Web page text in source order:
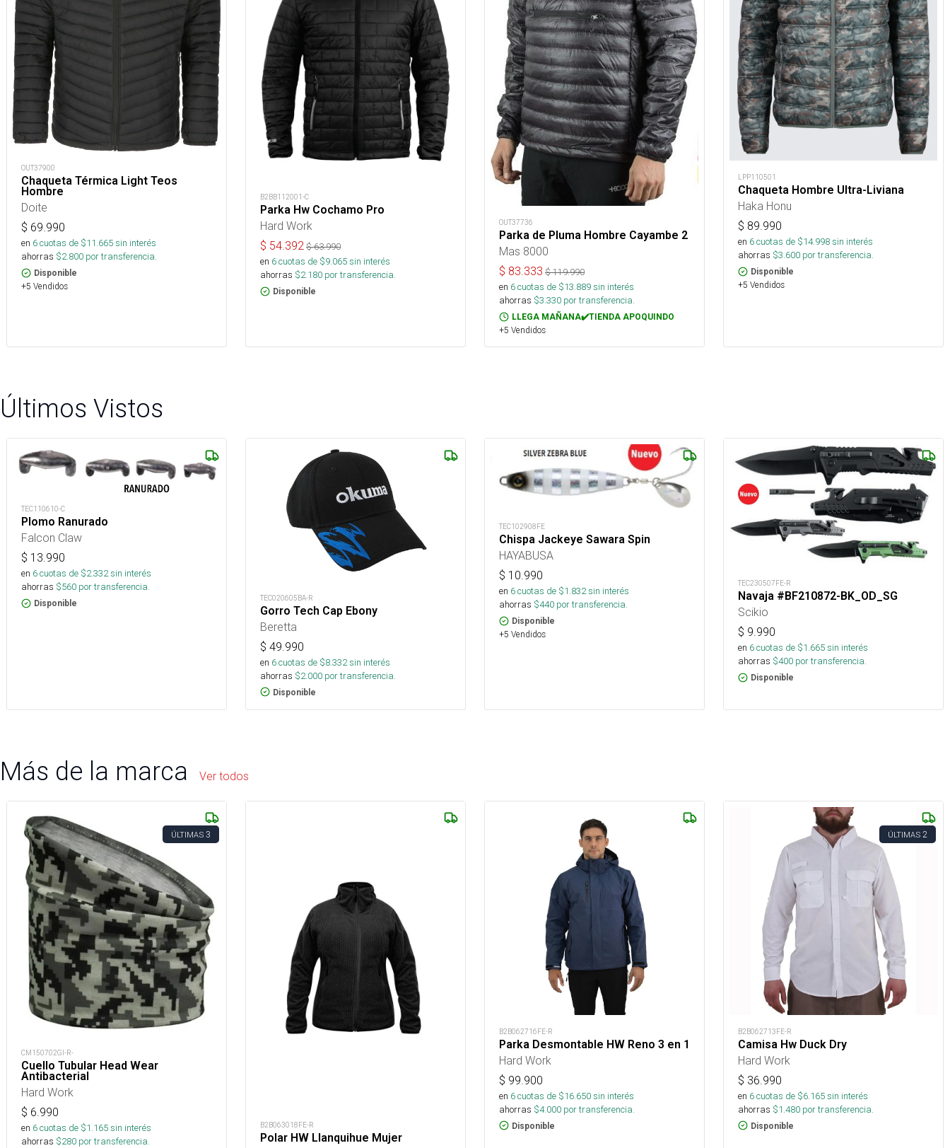
OUT37900
Chaqueta Térmica Light Teos
Hombre
Doite
$ 69.990
en 6cuotas de $11.665sin interés
ahorras $2.800 por transferencia.
Disponible
+5 Vendidos
B2BB112001-C
Parka Hw Cochamo Pro
Hard Work
$ 54.392 $63.990
en 6cuotas de $9.065sin interés
ahorras $2.180 por transferencia.
Disponible
OUT37736
Parka de Pluma Hombre Cayambe 2
Mas 8000
$ 83.333 $119.990
en 6cuotas de $13.889sin interés
ahorras $3.330 por transferencia.
LLEGA MAÑANA✔️TIENDA APOQUINDO
+5 Vendidos
LPP110501
Chaqueta Hombre Ultra-Liviana
Haka Honu
$ 89.990
en 6cuotas de $14.998sin interés
ahorras $3.600 por transferencia.
Disponible
+5 Vendidos
Últimos Vistos
TEC110610-C
Plomo Ranurado
Falcon Claw
$ 13.990
en 6cuotas de $2.332sin interés
ahorras $560 por transferencia.
Disponible
TEC020605BA-R
Gorro Tech Cap Ebony
Beretta
$ 49.990
en 6cuotas de $8.332sin interés
ahorras $2.000 por transferencia.
Disponible
TEC102908FE
Chispa Jackeye Sawara Spin
HAYABUSA
$ 10.990
en 6cuotas de $1.832sin interés
ahorras $440 por transferencia.
Disponible
+5 Vendidos
TEC230507FE-R
Navaja #BF210872-BK_OD_SG
Scikio
$ 9.990
en 6cuotas de $1.665sin interés
ahorras $400 por transferencia.
Disponible
Más de la marca Ver todos
ÚLTIMAS 3
CM150702GI-R-
Cuello Tubular Head Wear
Antibacterial
Hard Work
$ 6.990
en 6cuotas de $1.165sin interés
ahorras $280 por transferencia.
B2B063018FE-R
Polar HW Llanquihue Mujer
B2B062716FE-R
Parka Desmontable HW Reno 3 en 1
Hard Work
$ 99.900
en 6cuotas de $16.650sin interés
ahorras $4.000 por transferencia.
Disponible
ÚLTIMAS 2
B2B062713FE-R
Camisa Hw Duck Dry
Hard Work
$ 36.990
en 6cuotas de $6.165sin interés
ahorras $1.480 por transferencia.
Disponible